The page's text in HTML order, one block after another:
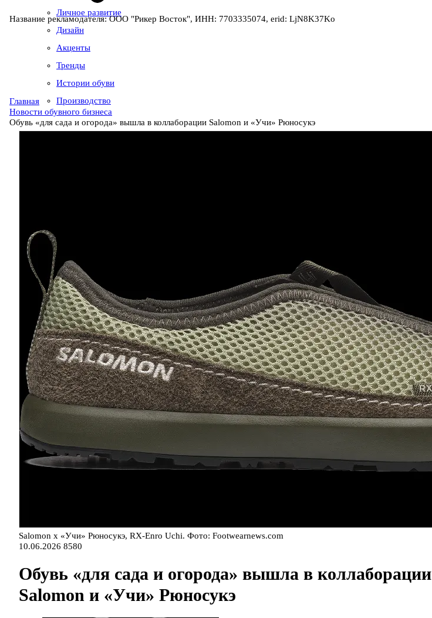
Личное развитие
Дизайн
Акценты
Тренды
Истории обуви
Производство
Название рекламодателя: ООО "Рикер Восток", ИНН: 7703335074, erid: LjN8K37Ko
Главная
Новости обувного бизнеса
Обувь «для сада и огорода» вышла в коллаборации Salomon и «Учи» Рюносукэ
Salomon x «Учи» Рюносукэ, RX-Enro Uchi. Фото: Footwearnews.com
10.06.2026 8580
Обувь «для сада и огорода» вышла в коллаборации
Salomon и «Учи» Рюносукэ